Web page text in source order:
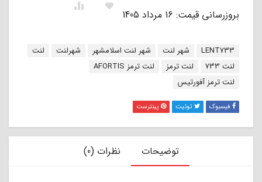
بروزرسانی قیمت: 16 مرداد 1405
برچسب:
LENT733 شهر لنت شهر لنت اسلامشهر شهرلنت
لنت
لنت 733
لنت ترمز
لنت ترمز AFORTIS
لنت ترمز آفورتیس
فیسبوک توئیت پینترست
توضیحات نظرات (0)